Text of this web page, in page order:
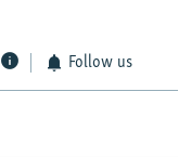
Follow us